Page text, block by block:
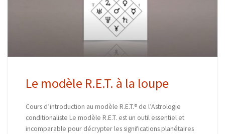
Le modèle R.E.T. à la loupe
Cours d’introduction au modèle R.E.T.® de l’Astrologie
conditionaliste Le modèle R.E.T. est un outil essentiel et
incomparable pour décrypter les significations planétaires